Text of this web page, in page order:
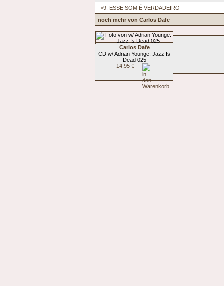
>9. ESSE SOM É VERDADEIRO
noch mehr von Carlos Dafe
Carlos Dafe
CD w/ Adrian Younge: Jazz Is
Dead 025
14,95 €